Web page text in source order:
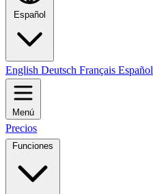
Español
English Deutsch Français Español
Menú
Precios
Funciones